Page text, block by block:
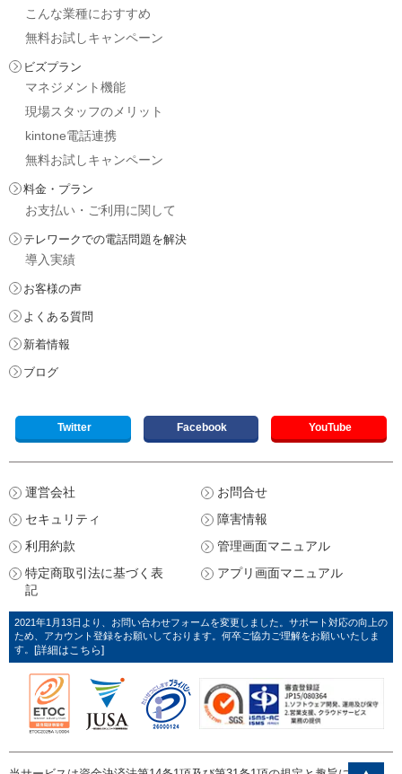
こんな業種におすすめ
無料お試しキャンペーン
ビズプラン
マネジメント機能
現場スタッフのメリット
kintone電話連携
無料お試しキャンペーン
料金・プラン
お支払い・ご利用に関して
テレワークでの電話問題を解決
導入実績
お客様の声
よくある質問
新着情報
ブログ
Twitter Facebook YouTube
運営会社
セキュリティ
利用約款
特定商取引法に基づく表
記
お問合せ
障害情報
管理画面マニュアル
アプリ画面マニュアル
2021年1月13日より、お問い合わせフォームを変更しました。サポート対応の向上の
ため、アカウント登録をお願いしております。何卒ご協力ご理解をお願いいたしま
す。
[詳細はこちら]